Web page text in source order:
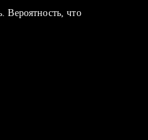
Вероятность, что